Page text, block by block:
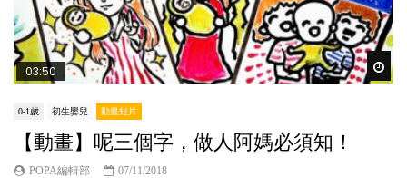
03:50
0-1歲 初生嬰兒 動畫短片
【動畫】呢三個字，做人阿媽必須知！
POPA編輯部 07/11/2018